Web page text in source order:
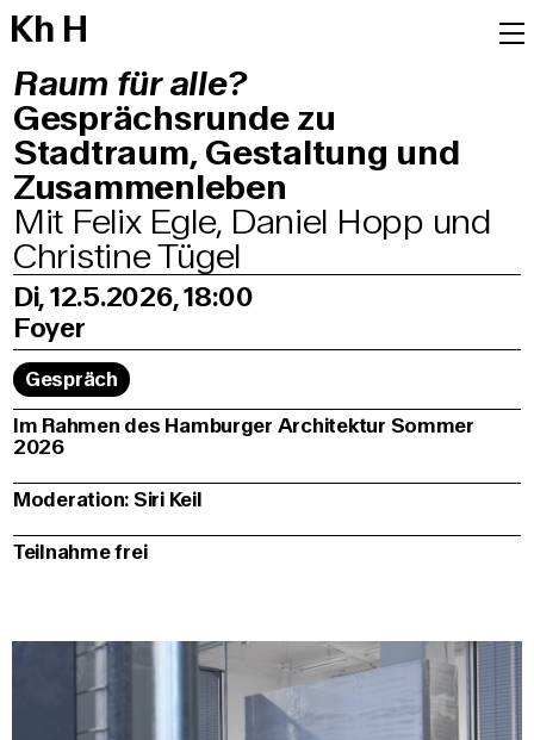
Kh H
Raum für alle?
Gesprächsrunde zu
Stadtraum, Gestaltung und
Zusammenleben
Mit Felix Egle, Daniel Hopp und
Christine Tügel
Di, 12.5.2026, 18:00
Foyer
Gespräch
Im Rahmen des Hamburger Architektur Sommer
2026
Moderation: Siri Keil
Teilnahme frei